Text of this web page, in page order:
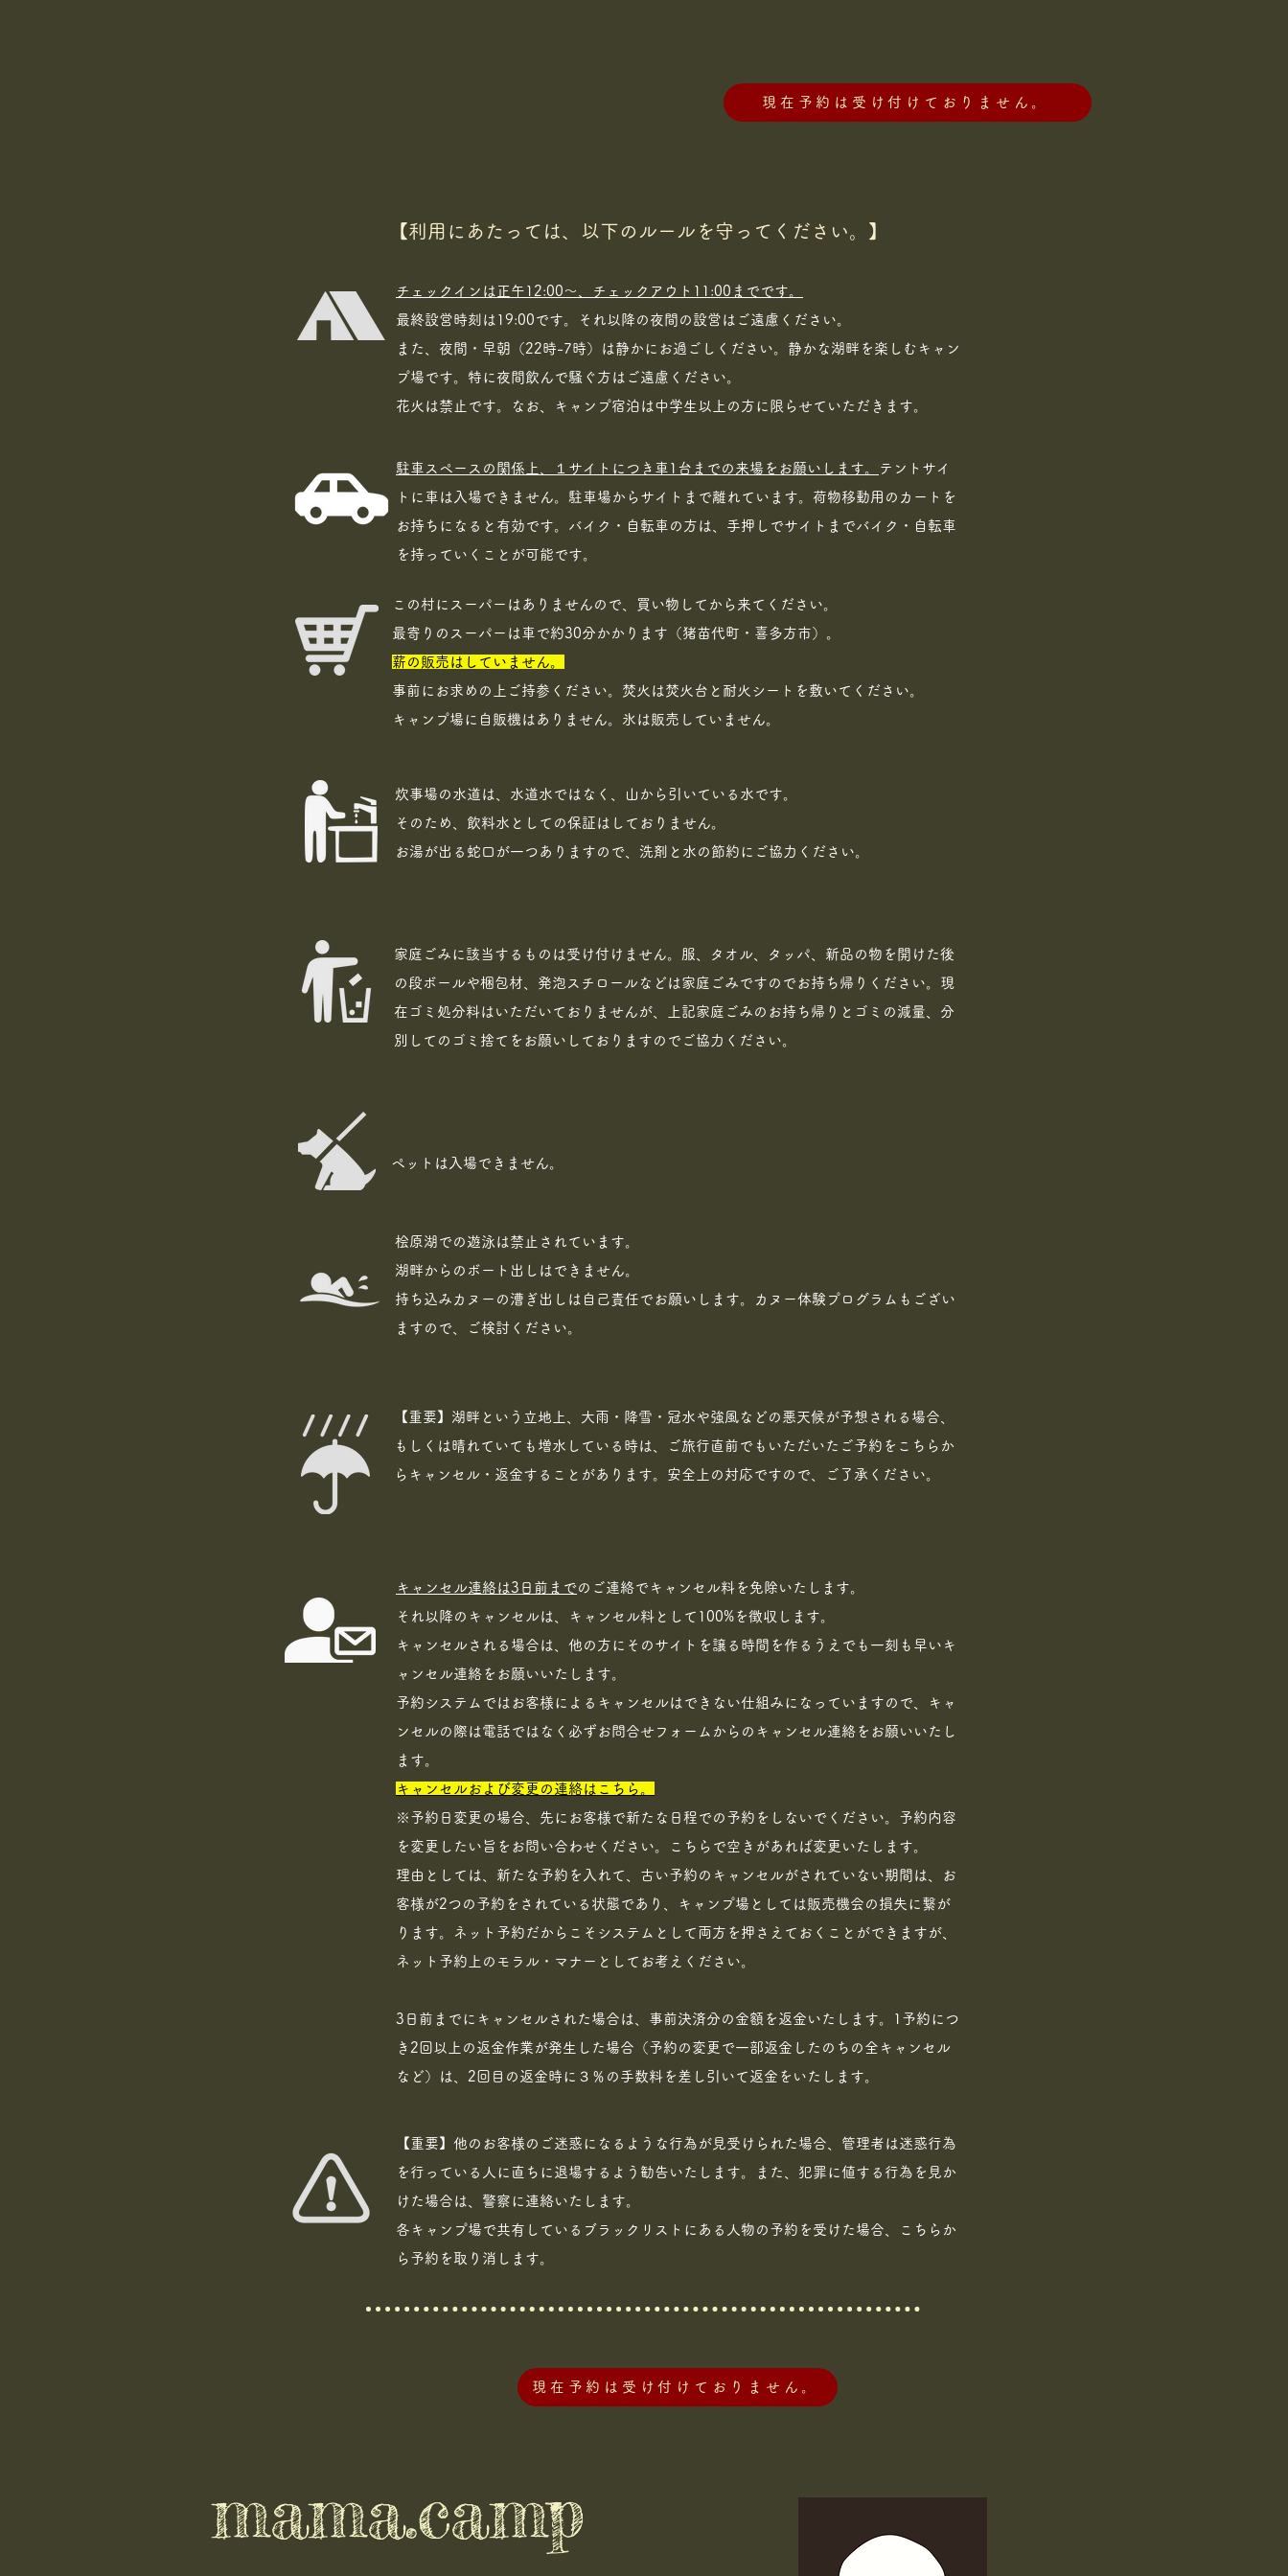
現在予約は受け付けておりません。
【利用にあたっては、以下のルールを守ってください。】
チェックインは正午12:00～、チェックアウト11:00までです。
最終設営時刻は19:00です。それ以降の夜間の設営はご遠慮ください。
また、夜間・早朝（22時-7時）は静かにお過ごしください。静かな湖畔を楽しむキャン
プ場です。特に夜間飲んで騒ぐ方はご遠慮ください。
花火は禁止です。なお、キャンプ宿泊は中学生以上の方に限らせていただきます。
駐車スペースの関係上、１サイトにつき車1台までの来場をお願いします。
テントサイ
トに車は入場できません。駐車場からサイトまで離れています。荷物移動用のカートを
お持ちになると有効です。バイク・自転車の方は、手押しでサイトまでバイク・自転車
を持っていくことが可能です。
​この村にスーパーはありませんので、買い物してから来てください。
最寄りのスーパーは車で約30分かかります（猪苗代町・喜多方市）。
​薪の販売はしていません。
事前にお求めの上ご持参ください。焚火は焚火台と耐火シートを敷いてください。
​キャンプ場に自販機はありません。氷は販売していません。
炊事場の水道は、水道水ではなく、山から引いている水です。
そのため、飲料水としての保証はしておりません。
​お湯が出る蛇口が一つありますので、洗剤と水の節約にご協力ください。
家庭ごみに該当するものは受け付けません。服、タオル、タッパ、新品の物を開けた後
の段ボールや梱包材、発泡スチロールなどは家庭ごみですのでお持ち帰りください。現
在ゴミ処分料はいただいておりませんが、上記家庭ごみのお持ち帰りとゴミの減量、分
別してのゴミ捨てをお願いしておりますのでご協力ください。
ペットは入場できません。
桧原湖での遊泳は禁止されています。
湖畔から​のボート出しはできません。
​持ち込みカヌーの漕ぎ出しは自己責任でお願いします。カヌー体験プログラムもござい
ますので、ご検討ください。
【重要】湖畔という立地上、大雨・降雪・冠水や強風などの悪天候が予想される場合、
もしくは晴れていても増水している時は、ご旅行直前でもいただいたご予約をこちらか
らキャンセル・返金することがあります。安全上の対応ですので、ご了承ください。
キャンセル連絡は3日前までのご連絡でキャンセル料を免除いたします。
それ以降のキャンセルは、キャンセル料として100%を徴収します。
キャンセルされる場合は、他の方にそのサイトを譲る時間を作るうえでも一刻も早いキ
ャンセル連絡をお願いいたします。
​予約システムではお客様によるキャンセルはできない仕組みになっていますので、キャ
ンセルの際は電話ではなく必ずお問合せフォームからのキャンセル連絡をお願いいたし
ます。
キャンセルおよび変更の連絡はこちら。
※予約日変更の場合、先にお客様で新たな日程での予約をしないでください。予約内容
を変更したい旨をお問い合わせください。こちらで空きがあれば変更いたします。
理由としては、新たな予約を入れて、古い予約のキャンセルがされていない期間は、お
客様が2つの予約をされている状態であり、キャンプ場としては販売機会の損失に繋が
ります。ネット予約だからこそシステムとして両方を押さえておくことができますが、
ネット予約上のモラル・マナーとしてお考えください。
​3日前までにキャンセルされた場合は、事前決済分の金額を返金いたします。1予約につ
き2回以上の返金作業が発生した場合（予約の変更で一部返金したのちの全キャンセル
など）は、2回目の返金時に３％の手数料を差し引いて返金をいたします。
【重要】他のお客様のご迷惑になるような行為が見受けられた場合、管理者は迷惑行為
を行っている人に直ちに退場するよう勧告いたします。また、犯罪に値する行為を見か
けた場合は、警察に連絡いたします。
各キャンプ場で共有しているブラックリストにある人物の予約を受けた場合、こちらか
ら予約を取り消します。
現在予約は受け付けておりません。
mama.camp